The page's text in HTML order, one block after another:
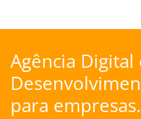
Agência Digital
para empresas.